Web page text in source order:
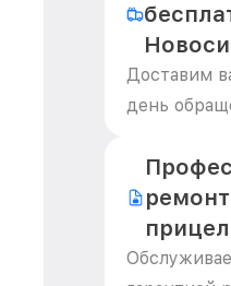
Доставим
день